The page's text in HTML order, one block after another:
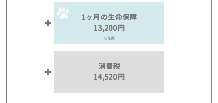
1ヶ月の生命保障
13,200円
※任意
消費税
14,520円